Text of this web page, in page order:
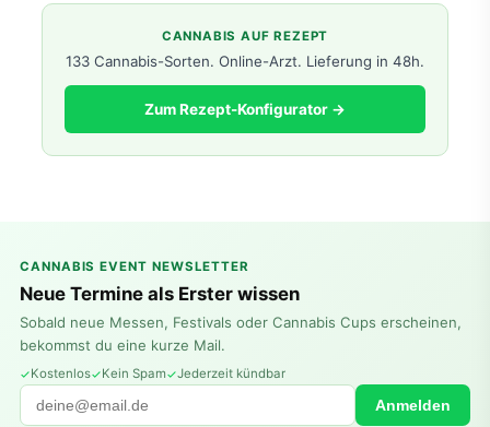
CANNABIS AUF REZEPT
133 Cannabis-Sorten. Online-Arzt. Lieferung in 48h.
Zum Rezept-Konfigurator →
CANNABIS EVENT NEWSLETTER
Neue Termine als Erster wissen
Sobald neue Messen, Festivals oder Cannabis Cups erscheinen,
bekommst du eine kurze Mail.
Kostenlos Kein Spam Jederzeit kündbar
Anmelden